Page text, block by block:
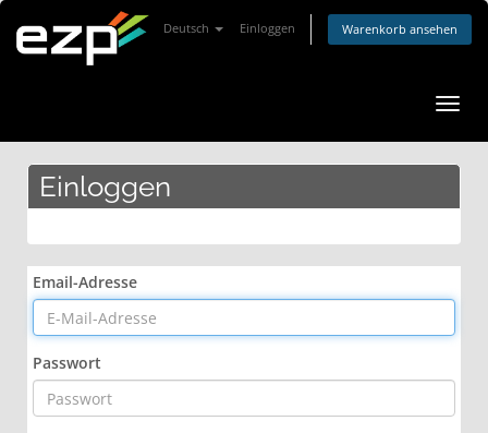
Deutsch Einloggen Warenkorb ansehen
Einloggen
Email-Adresse
Passwort